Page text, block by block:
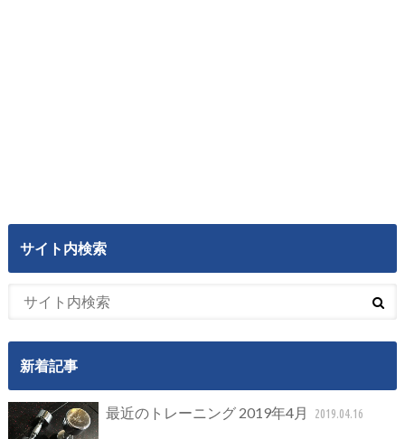
サイト内検索
新着記事
最近のトレーニング 2019年4月 2019.04.16